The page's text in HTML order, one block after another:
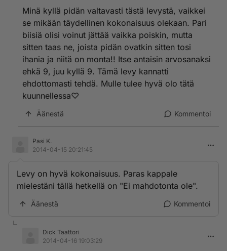
Minä kyllä pidän valtavasti tästä levystä, vaikkei
se mikään täydellinen kokonaisuus olekaan. Pari
biisiä olisi voinut jättää vaikka poiskin, mutta
sitten taas ne, joista pidän ovatkin sitten tosi
ihania ja niitä on monta!! Itse antaisin arvosanaksi
ehkä 9, juu kyllä 9. Tämä levy kannatti
ehdottomasti tehdä. Mulle tulee hyvä olo tätä
kuunnellessa♡
Äänestä Kommentoi
Pasi K.
2014-04-15 20:21:45
Levy on hyvä kokonaisuus. Paras kappale
mielestäni tällä hetkellä on "Ei mahdotonta ole".
Äänestä Kommentoi
Dick Taattori
2014-04-16 19:03:29